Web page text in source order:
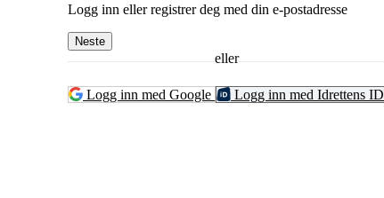
Logg inn eller registrer deg med din e-postadresse
Neste
eller
Logg inn med Google Logg inn med Idrettens ID